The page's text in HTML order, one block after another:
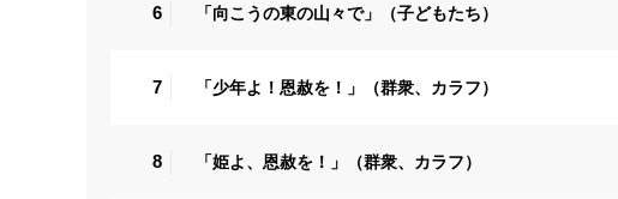
6 「向こうの東の山々で」（子どもたち）
7 「少年よ！恩赦を！」（群衆、カラフ）
8 「姫よ、恩赦を！」（群衆、カラフ）